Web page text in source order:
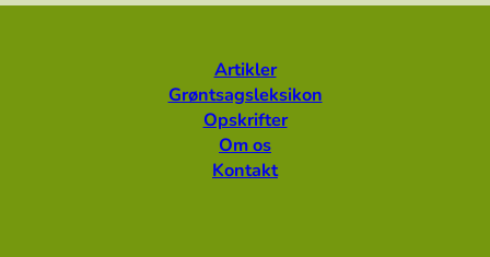
Artikler
Grøntsagsleksikon
Opskrifter
Om os
Kontakt